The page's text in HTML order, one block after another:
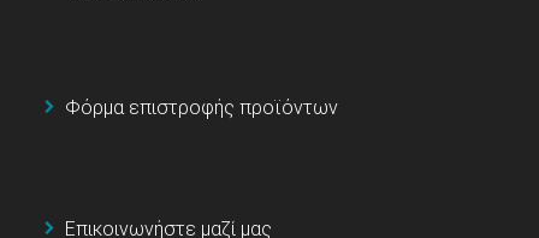
Φόρμα επιστροφής προϊόντων
Επικοινωνήστε μαζί μας